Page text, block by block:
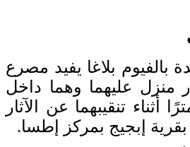
بالفيوم بلاغا يفيد مصرع
منزل عليهما وهما داخل
عمقها 30 مترًا أثناء تنقيبهما عن الآثار
إبجيج بمركز إطسا.